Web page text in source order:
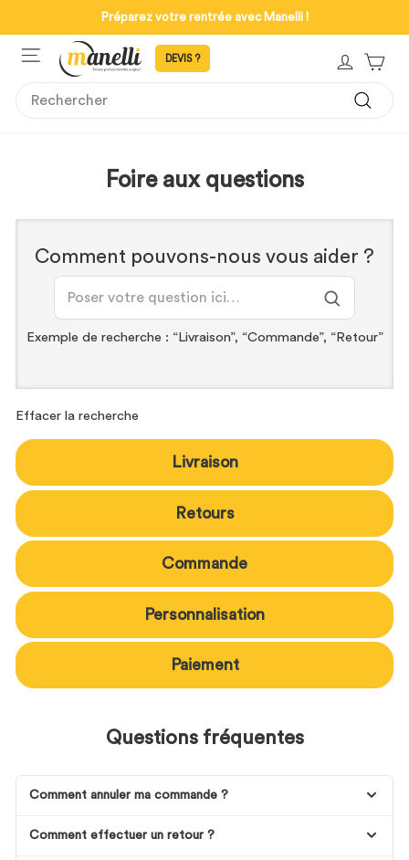
Mettre
en
pause
Livraison offerte à domicile dès 79€ d'achats !
NAVIGATION
SEARCH
SE
Foire aux questions
Comment pouvons-nous vous aider ?
Exemple de recherche : “Livraison”, “Commande”, “Retour”
Effacer la recherche
Livraison
Retours
Commande
Personnalisation
Paiement
Questions fréquentes
Comment annuler ma commande ?
Comment effectuer un retour ?